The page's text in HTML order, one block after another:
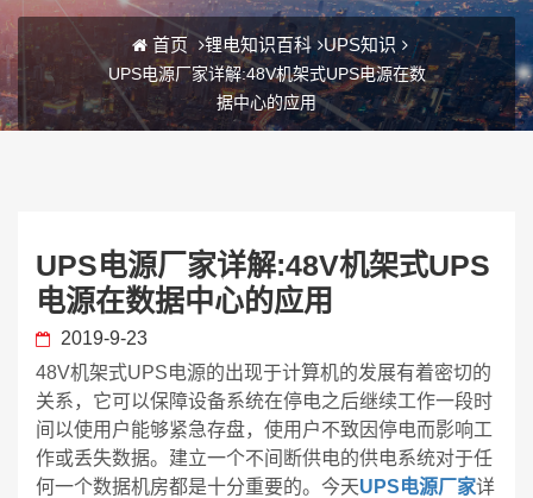
首页 锂电知识百科 UPS知识
UPS电源厂家详解:48V机架式UPS电源在数
据中心的应用
UPS电源厂家详解:48V机架式UPS
电源在数据中心的应用
2019-9-23
48V机架式UPS电源的出现于计算机的发展有着密切的
关系，它可以保障设备系统在停电之后继续工作一段时
间以使用户能够紧急存盘，使用户不致因停电而影响工
作或丢失数据。建立一个不间断供电的供电系统对于任
何一个数据机房都是十分重要的。今天UPS电源厂家详